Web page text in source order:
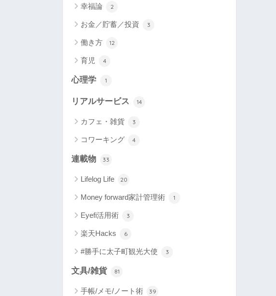
幸福論 2
お金／貯蓄／投資 3
働き方 12
育児 4
心理学 1
リアルサービス 14
カフェ・雑貨 3
コワーキング 4
連載物 33
Lifelog Life 20
Money forward家計管理術 1
Eyefi活用術 3
楽天Hacks 6
#勝手に太子町観光大使 3
文具/雑貨 81
手帳/メモ/ノート術 39